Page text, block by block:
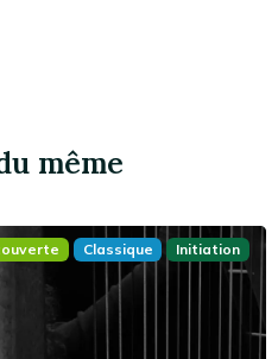
même
Initiation
Classique